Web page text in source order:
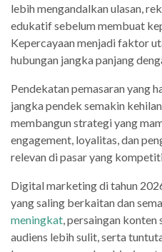
lebih mengandalkan ulasan,
edukatif sebelum membuat
Kepercayaan menjadi faktor
hubungan jangka panjang
Pendekatan pemasaran yang
jangka pendek semakin
membangun strategi yang
engagement, loyalitas, dan
relevan di pasar yang
Digital marketing di tahun
yang saling berkaitan dan
meningkat , persaingan
audiens lebih sulit, serta